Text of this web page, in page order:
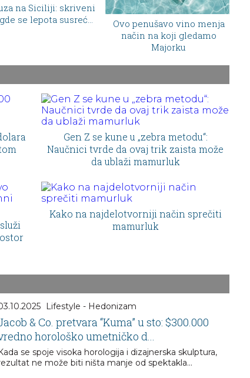
penušavo vino menja
Dior otvorio svoj prvi stalni
spa centar u Veneciji –
luksuzna wellness oaza
Gen Z se kune u „zebra metodu“:
Naučnici tvrde da ovaj trik zaista može
da ublaži mamurluk
Kako na najdelotvorniji način sprečiti
mamurluk
Lifestyle - Hedonizam
& Co. pretvara “Kuma” u sto: $300.000
horološko umetničko d...
se spoje visoka horologija i dizajnerska skulptura,
ne može biti ništa manje od spektakla…